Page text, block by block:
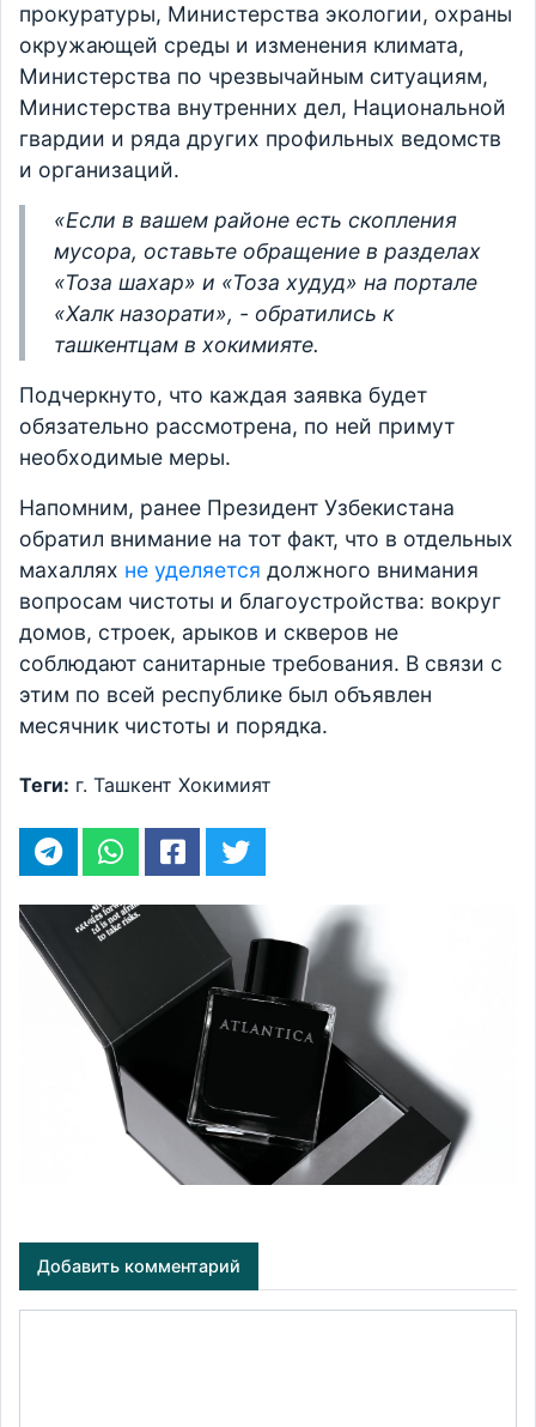
прокуратуры, Министерства экологии, охраны
окружающей среды и изменения климата,
Министерства по чрезвычайным ситуациям,
Министерства внутренних дел, Национальной
гвардии и ряда других профильных ведомств
и организаций.
«Если в вашем районе есть скопления
мусора, оставьте обращение в разделах
«Тоза шахар» и «Тоза худуд» на портале
«Халк назорати», - обратились к
ташкентцам в хокимияте.
Подчеркнуто, что каждая заявка будет
обязательно рассмотрена, по ней примут
необходимые меры.
Напомним, ранее Президент Узбекистана
обратил внимание на тот факт, что в отдельных
махаллях не уделяется должного внимания
вопросам чистоты и благоустройства: вокруг
домов, строек, арыков и скверов не
соблюдают санитарные требования. В связи с
этим по всей республике был объявлен
месячник чистоты и порядка.
Теги: г. Ташкент Хокимият
Добавить комментарий